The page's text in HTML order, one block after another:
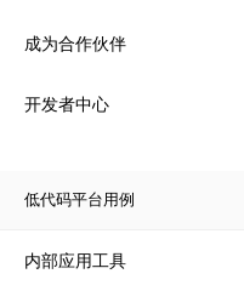
成为合作伙伴
开发者中心
低代码平台用例
内部应用工具